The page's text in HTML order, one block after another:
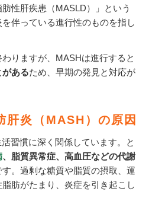
性肝疾患（MASLD）」という
伴っている進行性のものを指し
りますが、MASHは進行すると
あるため、早期の発見と対応が
肝炎（MASH）の原因
習慣に深く関係しています。と
、脂質異常症、高血圧などの代謝
。過剰な糖質や脂質の摂取、運
肪がたまり、炎症を引き起こし